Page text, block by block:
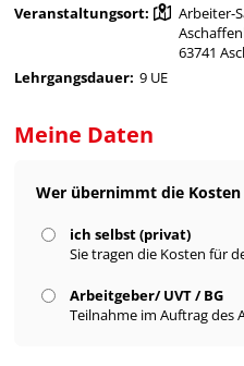
Veranstaltungsort:
Arbeiter-
63741
Lehrgangsdauer: 9 UE
Meine Daten
Wer übernimmt die Kosten
ich selbst (privat)
Sie tragen die Kosten für
Arbeitgeber/ UVT / BG
Teilnahme im Auftrag des